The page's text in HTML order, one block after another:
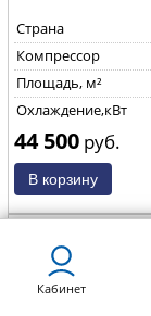
Страна
Компрессор
Площадь, м²
Охлаждение,кВт
44 500 руб.
Кабинет